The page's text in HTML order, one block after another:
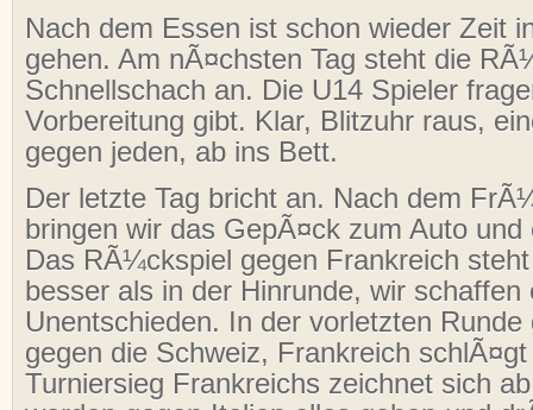
Nach dem Essen ist schon wieder Zeit
gehen. Am nÃ¤chsten Tag steht die
Schnellschach an. Die U14 Spieler
Vorbereitung gibt. Klar, Blitzuhr raus,
gegen jeden, ab ins Bett.
Der letzte Tag bricht an. Nach dem
bringen wir das GepÃ¤ck zum Auto und
Das RÃ¼ckspiel gegen Frankreich
besser als in der Hinrunde, wir schaffen
Unentschieden. In der vorletzten Runde
gegen die Schweiz, Frankreich
Turniersieg Frankreichs zeichnet sich